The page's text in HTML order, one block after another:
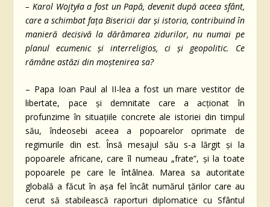
– Karol Wojtyła a fost un Papă, devenit după aceea sfânt,
care a schimbat fața Bisericii dar și istoria, contribuind în
manieră decisivă la dărâmarea zidurilor, nu numai pe
planul ecumenic și interreligios, ci și geopolitic. Ce
rămâne astăzi din moștenirea sa?
– Papa Ioan Paul al II-lea a fost un mare vestitor de
libertate, pace și demnitate care a acționat în
profunzime în situațiile concrete ale istoriei din timpul
său, îndeosebi aceea a popoarelor oprimate de
regimurile din est. Însă mesajul său s-a lărgit și la
popoarele africane, care îl numeau „frate”, și la toate
popoarele pe care le întâlnea. Marea sa autoritate
globală a făcut în așa fel încât numărul țărilor care au
cerut să stabilească raporturi diplomatice cu Sfântul